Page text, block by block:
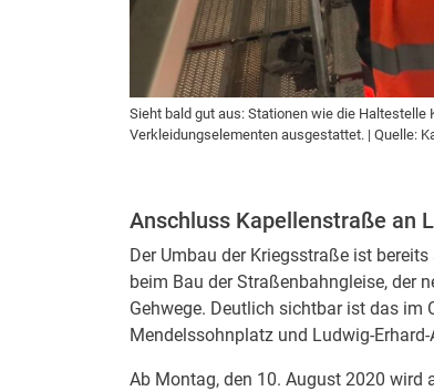
Sieht bald gut aus: Stationen wie die
Verkleidungselementen ausgestattet. | Quelle:
Anschluss Kapellenstraße an
Der Umbau der Kriegsstraße ist
beim Bau der Straßenbahngleise, der
Gehwege. Deutlich sichtbar ist das im
Mendelssohnplatz und Ludwig-Erhard-
Ab Montag, den 10. August 2020 wird